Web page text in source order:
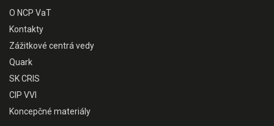
O NCP VaT
Kontakty
Zážitkové centrá vedy
Quark
SK CRIS
CIP VVI
Koncepčné materiály